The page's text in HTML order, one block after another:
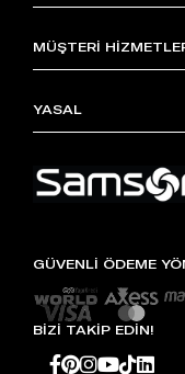
MÜŞTERİ
YASAL
GÜVENLİ ÖDEME
BİZİ TAKİP EDİN!